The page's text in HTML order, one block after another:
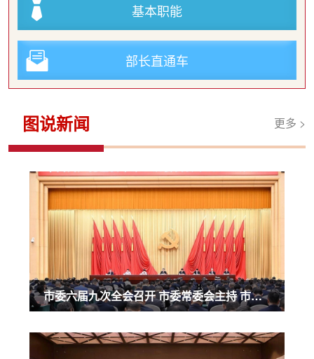
基本职能
部长直通车
图说新闻 更多 >
市委六届九次全会召开 市委常委会主持 市委书记袁家军讲话